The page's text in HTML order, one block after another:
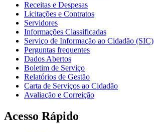
Receitas e Despesas
Licitações e Contratos
Servidores
Informações Classificadas
Serviço de Informação ao Cidadão (SIC)
Perguntas frequentes
Dados Abertos
Boletim de Serviço
Relatórios de Gestão
Carta de Serviços ao Cidadão
Avaliação e Correição
Acesso Rápido